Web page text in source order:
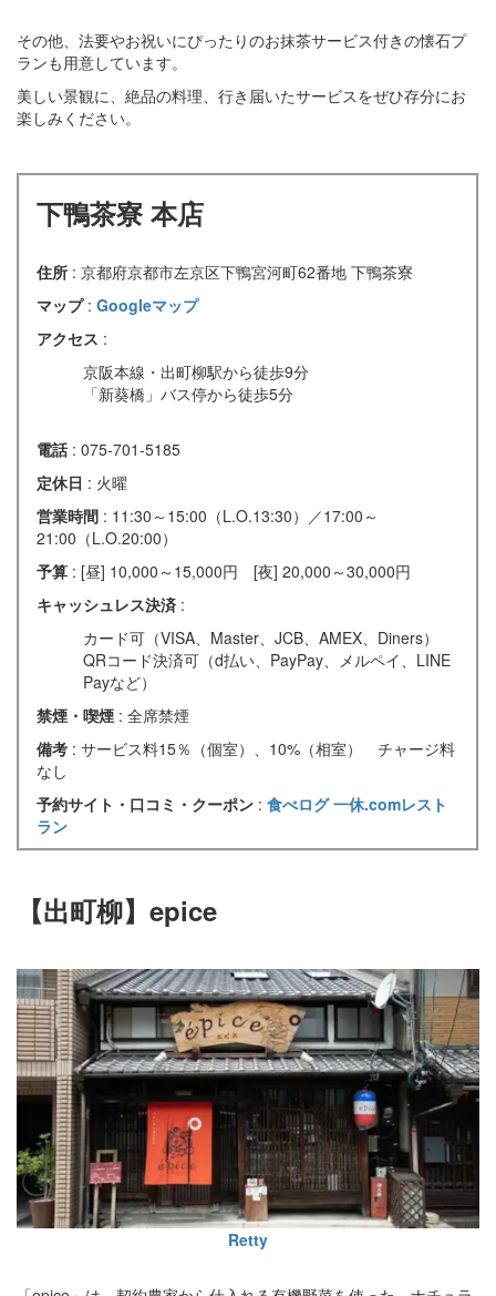
その他、法要やお祝いにぴったりのお抹茶サービス付きの懐石プ
ランも用意しています。
美しい景観に、絶品の料理、行き届いたサービスをぜひ存分にお
楽しみください。
下鴨茶寮 本店
住所 : 京都府京都市左京区下鴨宮河町62番地 下鴨茶寮
マップ : Googleマップ
アクセス :
京阪本線・出町柳駅から徒歩9分
「新葵橋」バス停から徒歩5分
電話 : 075-701-5185
定休日 : 火曜
営業時間 : 11:30～15:00（L.O.13:30）／17:00～
21:00（L.O.20:00）
予算 : [昼] 10,000～15,000円 [夜] 20,000～30,000円
キャッシュレス決済 :
カード可（VISA、Master、JCB、AMEX、Diners）
QRコード決済可（d払い、PayPay、メルペイ、LINE
Payなど）
禁煙・喫煙 : 全席禁煙
備考 : サービス料15％（個室）、10%（相室） チャージ料
なし
予約サイト・口コミ・クーポン : 食べログ一休.comレスト
ラン
【出町柳】epice
Retty